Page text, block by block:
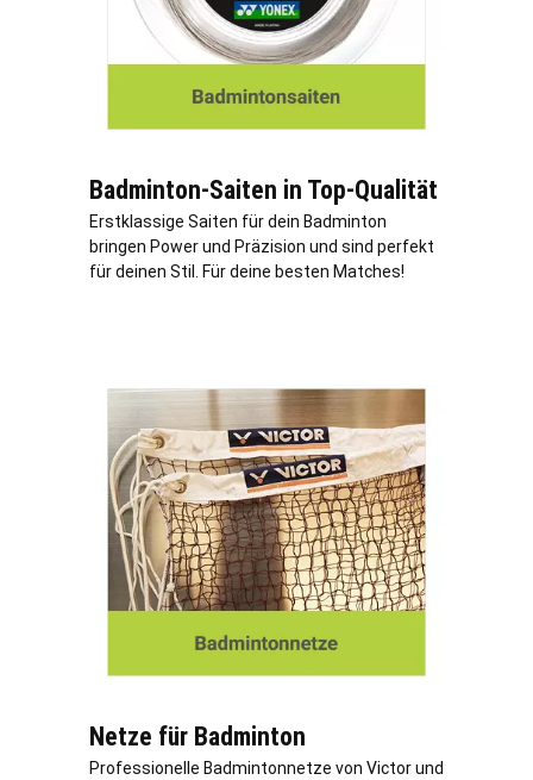
Badminton-Saiten in Top-Qualität
Erstklassige Saiten für dein Badminton
bringen Power und Präzision und sind perfekt
für deinen Stil. Für deine besten Matches!
Netze für Badminton
Professionelle Badmintonnetze von Victor und